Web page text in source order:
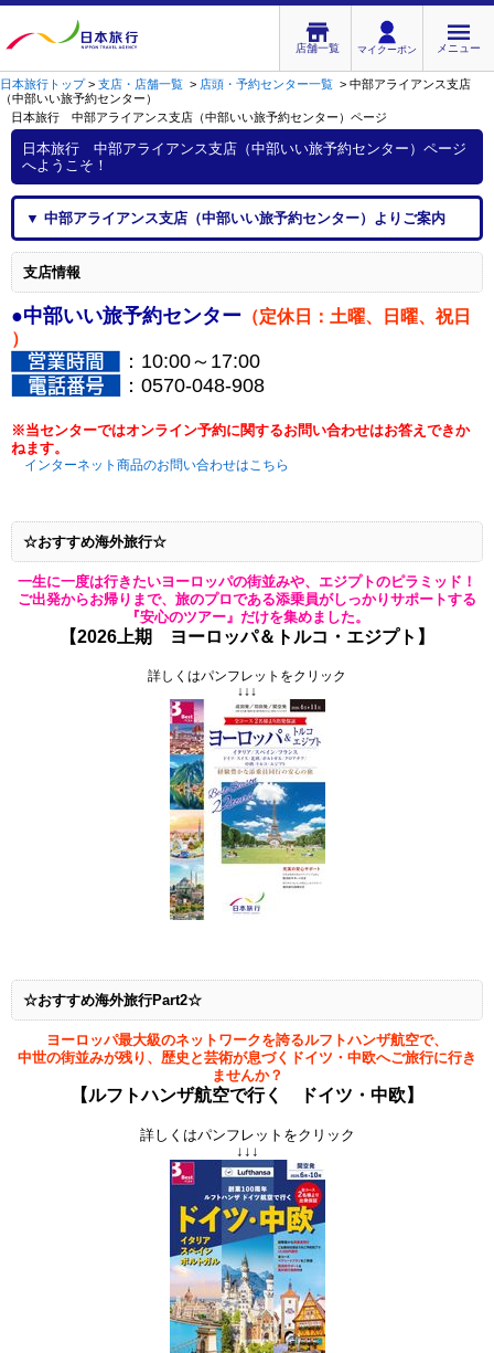
店舗一覧 マイクーポン メニュー
日本旅行トップ> 支店・店舗一覧 > 店頭・予約センター一覧 > 中部アライアンス支店
（中部いい旅予約センター）
日本旅行 中部アライアンス支店（中部いい旅予約センター） ページ
日本旅行 中部アライアンス支店（中部いい旅予約センター） ページ
へようこそ！
▼ 中部アライアンス支店（中部いい旅予約センター） よりご案内
支店情報
●中部いい旅予約センター （定休日：土曜、日曜、祝日
）
：10:00～17:00
：0570-048-908
※当センターではオンライン予約に関するお問い合わせはお答えできか
ねます。
インターネット商品のお問い合わせはこちら
☆おすすめ海外旅行☆
一生に一度は行きたいヨーロッパの街並みや、エジプトのピラミッド！
ご出発からお帰りまで、旅のプロである添乗員がしっかりサポートする
『安心のツアー』だけを集めました。
【2026 上期 ヨーロッパ＆トルコ・エジプト】
詳しくはパンフレットをクリック
↓↓↓
☆おすすめ海外旅行Part2☆
ヨーロッパ最大級のネットワークを誇るルフトハンザ航空で、
中世の街並みが残り、歴史と芸術が息づくドイツ・中欧へご旅行に行き
ませんか？
【ルフトハンザ航空で行く ドイツ・中欧】
詳しくはパンフレットをクリック
↓↓↓